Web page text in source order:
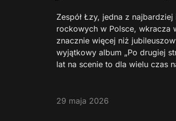
Zespół Łzy, jedna z
rockowych w Polsce, wkracza
znacznie więcej niż
wyjątkowy album „Po drugiej
lat na scenie to dla wielu czas
29 maja 2026